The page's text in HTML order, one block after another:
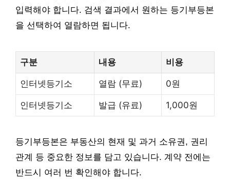
입력해야 합니다. 검색 결과에서 원하는 등기부등본
을 선택하여 열람하면 됩니다.
구분 내용 비용
인터넷등기소 열람 (무료) 0원
인터넷등기소 발급 (유료) 1,000원
등기부등본은 부동산의 현재 및 과거 소유권, 권리
관계 등 중요한 정보를 담고 있습니다. 계약 전에는
반드시 여러 번 확인해야 합니다.